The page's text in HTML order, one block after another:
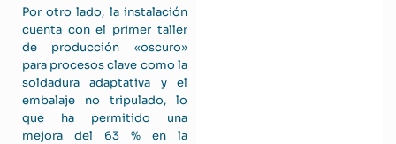
Por otro lado, la instalación
cuenta con el primer taller
de producción «oscuro»
para procesos clave como la
soldadura adaptativa y el
embalaje no tripulado, lo
que ha permitido una
mejora del 63 % en la